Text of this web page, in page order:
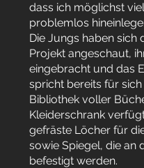
dass ich möglichst
problemlos
Die Jungs haben sich
Projekt angeschaut,
eingebracht und das
spricht bereits für sich
Bibliothek voller
Kleiderschrank
gefräste Löcher für
sowie Spiegel, die an
befestigt werden.